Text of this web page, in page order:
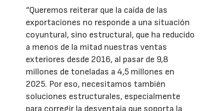
“Queremos reiterar que la caída de las
exportaciones no responde a una situación
coyuntural, sino estructural, que ha reducido
a menos de la mitad nuestras ventas
exteriores desde 2016, al pasar de 9,8
millones de toneladas a 4,5 millones en
2025. Por eso, necesitamos también
soluciones estructurales, especialmente
para corregir la desventaja que soporta la